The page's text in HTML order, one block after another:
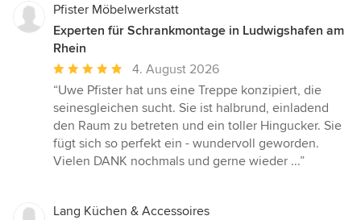
Pfister Möbelwerkstatt
Experten für Schrankmontage in Ludwigshafen am
Rhein
Durchschnittliche
Bewertung:
5
von
5
Sternen
4. August 2026
“Uwe Pfister hat uns eine Treppe konzipiert, die
seinesgleichen sucht. Sie ist halbrund, einladend
den Raum zu betreten und ein toller Hingucker. Sie
fügt sich so perfekt ein - wundervoll geworden.
Vielen DANK nochmals und gerne wieder ...”
Lang Küchen & Accessoires